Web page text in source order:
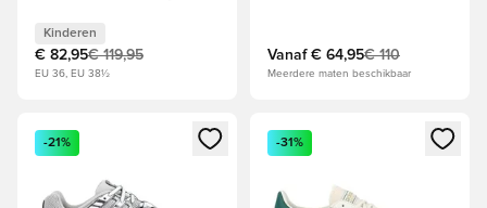
Kinderen
€ 82,95€ 119,95
EU 36, EU 38½
Vanaf € 64,95€ 110
Meerdere maten beschikbaar
Opent een venster om in te loggen of je aan te melden als
-21%
Opent een venster om in te
-31%